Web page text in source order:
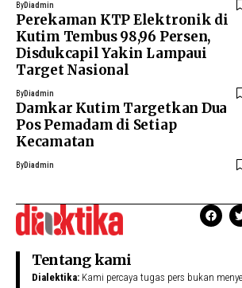
ByDiadmin
Perekaman KTP Elektronik di
Kutim Tembus 98,96 Persen,
Disdukcapil Yakin Lampaui
Target Nasional
ByDiadmin
Damkar Kutim Targetkan Dua
Pos Pemadam di Setiap
Kecamatan
ByDiadmin
Tentang kami
Dialektika: Kami percaya tugas pers bukan